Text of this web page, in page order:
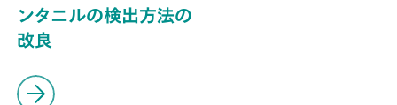
ンタニルの検出方法の
改良